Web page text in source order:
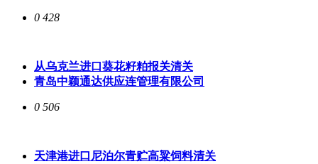
0 428
从乌克兰进口葵花籽粕报关清关
青岛中颖通达供应连管理有限公司
0 506
天津港进口尼泊尔青贮高粱饲料清关